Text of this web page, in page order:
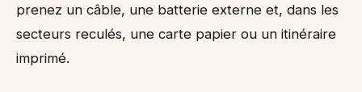
prenez un câble, une batterie externe et, dans les
secteurs reculés, une carte papier ou un itinéraire
imprimé.